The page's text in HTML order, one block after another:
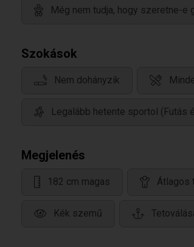
Még nem tudja, hogy szeretne-e
Szokások
Nem dohányzik
Legalább hetente sportol
Megjelenés
182 cm magas Átlagos
Kék szemű